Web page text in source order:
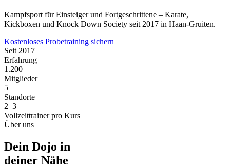
Kampfsport für Einsteiger und Fortgeschrittene – Karate,
Kickboxen und Knock Down Society seit 2017 in Haan-Gruiten.
Kostenloses Probetraining sichern
Seit 2017
Erfahrung
1.200+
Mitglieder
5
Standorte
2–3
Vollzeittrainer pro Kurs
Über uns
Dein Dojo in
deiner Nähe